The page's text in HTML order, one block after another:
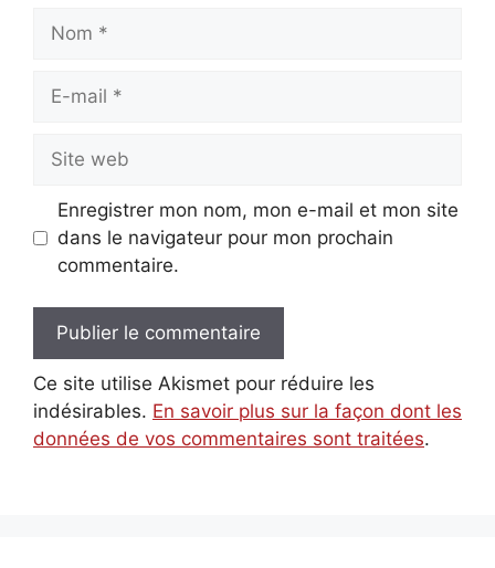
mail
web
Enregistrer mon nom, mon e-mail et mon site
dans le navigateur pour mon prochain
commentaire.
Ce site utilise Akismet pour réduire les
indésirables. En savoir plus sur la façon dont les
données de vos commentaires sont traitées.